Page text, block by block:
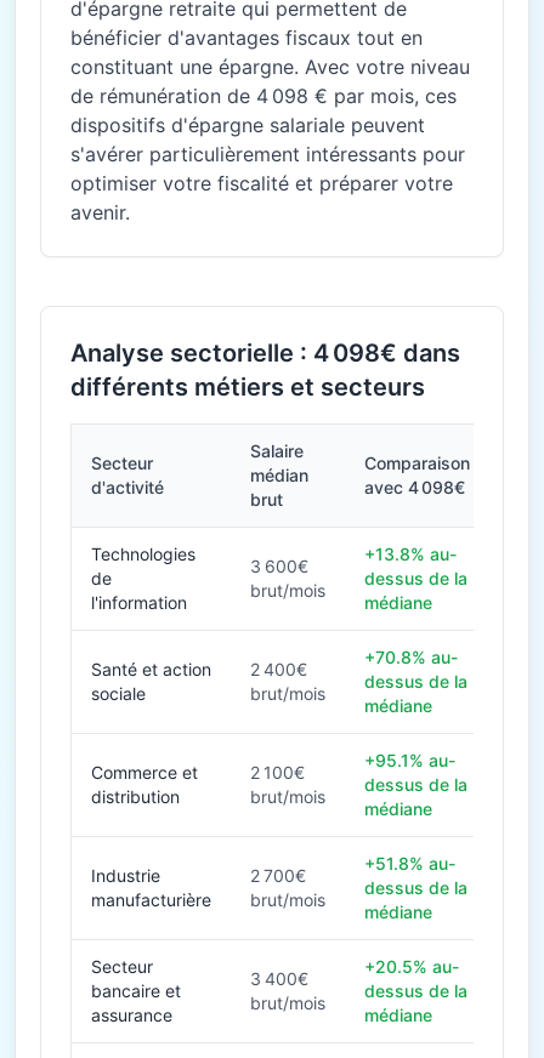
d'épargne retraite qui permettent de
bénéficier d'avantages fiscaux tout en
constituant une épargne. Avec votre niveau
de rémunération de 4 098 € par mois, ces
dispositifs d'épargne salariale peuvent
s'avérer particulièrement intéressants pour
optimiser votre fiscalité et préparer votre
avenir.
Analyse sectorielle : 4 098€ dans
différents métiers et secteurs
Secteur
d'activité
Salaire
médian
brut
Comparaison
avec 4 098€
Technologies
de
l'information
3 600€
brut/mois
+13.8% au-
dessus de la
médiane
Santé et action
sociale
2 400€
brut/mois
+70.8% au-
dessus de la
médiane
Commerce et
distribution
2 100€
brut/mois
+95.1% au-
dessus de la
médiane
Industrie
manufacturière
2 700€
brut/mois
+51.8% au-
dessus de la
médiane
Secteur
bancaire et
assurance
3 400€
brut/mois
+20.5% au-
dessus de la
médiane